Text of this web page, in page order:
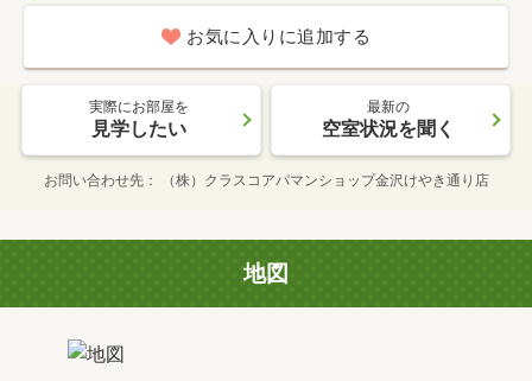
お気に入りに追加する
実際にお部屋を
見学したい
最新の
空室状況を聞く
お問い合わせ先 （株）クラスコアパマンショップ金沢けやき通り店
地図